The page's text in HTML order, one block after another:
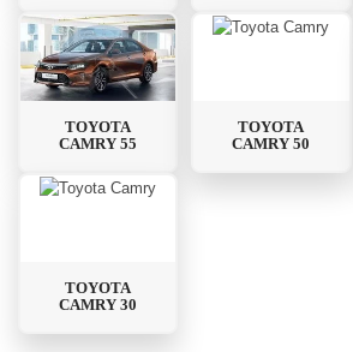
TOYOTA
CAMRY 55
TOYOTA
CAMRY 50
TOYOTA
CAMRY 30